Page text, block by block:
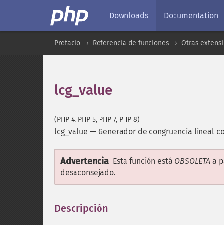
Downloads Documentation
Prefacio Referencia de funciones Otras
lcg_value
(PHP 4, PHP 5, PHP 7, PHP 8)
lcg_value — Generador de congruencia lineal
Advertencia Esta función está OBSOLETA a
desaconsejado.
Descripción